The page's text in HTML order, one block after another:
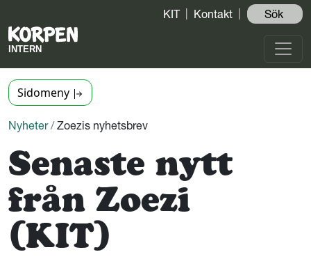
KIT Kontakt Sök ️
Sidomeny
Nyheter / Zoezis nyhetsbrev
Senaste nytt
från Zoezi
(KIT)